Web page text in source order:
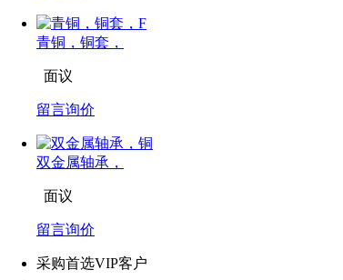
青铜，铜套，
面议
留言询价
双金属轴承，
面议
留言询价
采购首选VIP客户